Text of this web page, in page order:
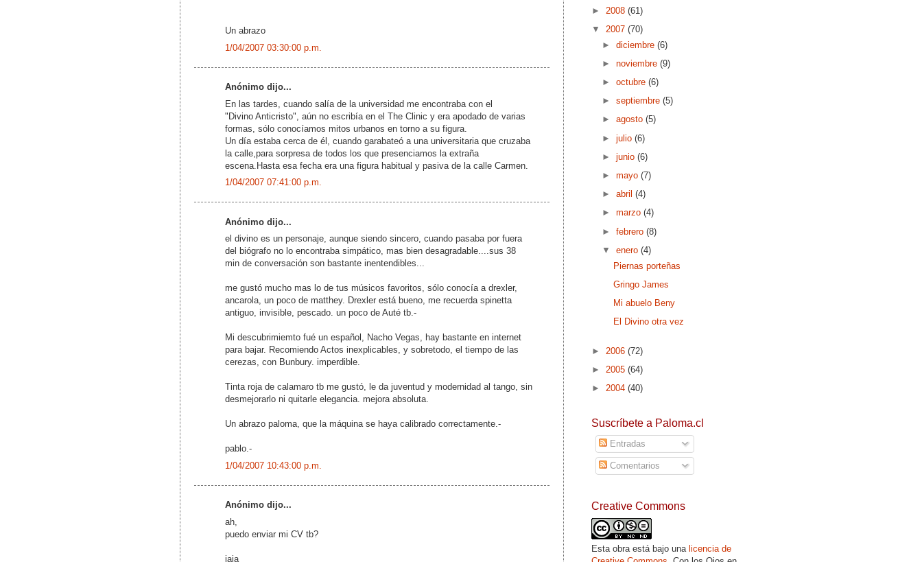
Un abrazo
1/04/2007 03:30:00 p.m.
Anónimo dijo...
En las tardes, cuando salía de la universidad me encontraba con el
"Divino Anticristo", aún no escribía en el The Clinic y era apodado de varias
formas, sólo conocíamos mitos urbanos en torno a su figura.
Un día estaba cerca de él, cuando garabateó a una universitaria que cruzaba
la calle,para sorpresa de todos los que presenciamos la extraña
escena.Hasta esa fecha era una figura habitual y pasiva de la calle Carmen.
1/04/2007 07:41:00 p.m.
Anónimo dijo...
el divino es un personaje, aunque siendo sincero, cuando pasaba por fuera
del biógrafo no lo encontraba simpático, mas bien desagradable....sus 38
min de conversación son bastante inentendibles...
me gustó mucho mas lo de tus músicos favoritos, sólo conocía a drexler,
ancarola, un poco de matthey. Drexler está bueno, me recuerda spinetta
antiguo, invisible, pescado. un poco de Auté tb.-
Mi descubrimiemto fué un español, Nacho Vegas, hay bastante en internet
para bajar. Recomiendo Actos inexplicables, y sobretodo, el tiempo de las
cerezas, con Bunbury. imperdible.
Tinta roja de calamaro tb me gustó, le da juventud y modernidad al tango, sin
desmejorarlo ni quitarle elegancia. mejora absoluta.
Un abrazo paloma, que la máquina se haya calibrado correctamente.-
pablo.-
1/04/2007 10:43:00 p.m.
Anónimo dijo...
ah,
puedo enviar mi CV tb?
jaja
► 2008 (61)
▼ 2007 (70)
►diciembre(6)
►noviembre(9)
►octubre(6)
►septiembre(5)
►agosto(5)
►julio(6)
►junio(6)
►mayo(7)
►abril(4)
►marzo(4)
►febrero(8)
▼enero(4)
Piernas porteñas
Gringo James
Mi abuelo Beny
El Divino otra vez
► 2006 (72)
► 2005 (64)
► 2004 (40)
Suscríbete a Paloma.cl
Entradas
Comentarios
Creative Commons
Esta obra está bajo una licencia de